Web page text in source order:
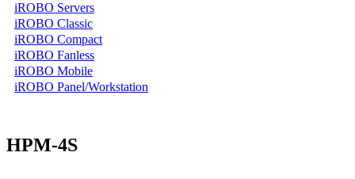
iROBO Servers
iROBO Classic
iROBO Compact
iROBO Fanless
iROBO Mobile
iROBO Panel/Workstation
HPM-4S